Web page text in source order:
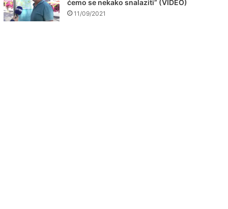
ćemo se nekako snalaziti” (VIDEO)
11/09/2021